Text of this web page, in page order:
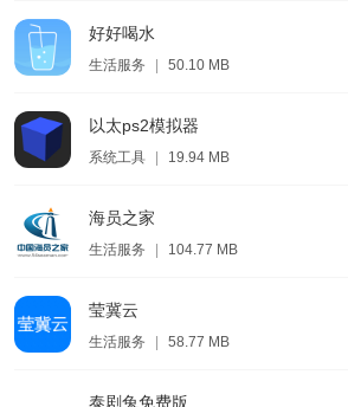
好好喝水
生活服务 50.10 MB
以太ps2模拟器
系统工具 19.94 MB
海员之家
生活服务 104.77 MB
莹冀云
生活服务 58.77 MB
泰剧兔免费版